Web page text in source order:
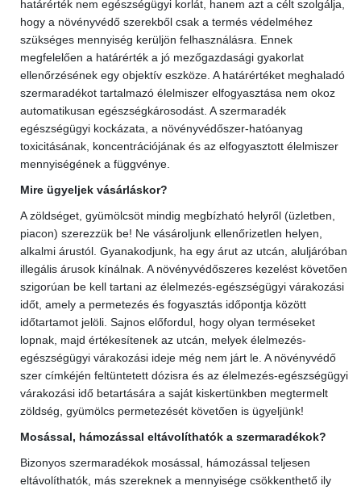
határérték nem egészségügyi korlát, hanem azt a célt szolgálja,
hogy a növényvédő szerekből csak a termés védelméhez
szükséges mennyiség kerüljön felhasználásra. Ennek
megfelelően a határérték a jó mezőgazdasági gyakorlat
ellenőrzésének egy objektív eszköze. A határértéket meghaladó
szermaradékot tartalmazó élelmiszer elfogyasztása nem okoz
automatikusan egészségkárosodást. A szermaradék
egészségügyi kockázata, a növényvédőszer-hatóanyag
toxicitásának, koncentrációjának és az elfogyasztott élelmiszer
mennyiségének a függvénye.
Mire ügyeljek vásárláskor?
A zöldséget, gyümölcsöt mindig megbízható helyről (üzletben,
piacon) szerezzük be! Ne vásároljunk ellenőrizetlen helyen,
alkalmi árustól. Gyanakodjunk, ha egy árut az utcán, aluljáróban
illegális árusok kínálnak. A növényvédőszeres kezelést követően
szigorúan be kell tartani az élelmezés-egészségügyi várakozási
időt, amely a permetezés és fogyasztás időpontja között
időtartamot jelöli. Sajnos előfordul, hogy olyan terméseket
lopnak, majd értékesítenek az utcán, melyek élelmezés-
egészségügyi várakozási ideje még nem járt le. A növényvédő
szer címkéjén feltüntetett dózisra és az élelmezés-egészségügyi
várakozási idő betartására a saját kiskertünkben megtermelt
zöldség, gyümölcs permetezését követően is ügyeljünk!
Mosással, hámozással eltávolíthatók a szermaradékok?
Bizonyos szermaradékok mosással, hámozással teljesen
eltávolíthatók, más szereknek a mennyisége csökkenthető ily